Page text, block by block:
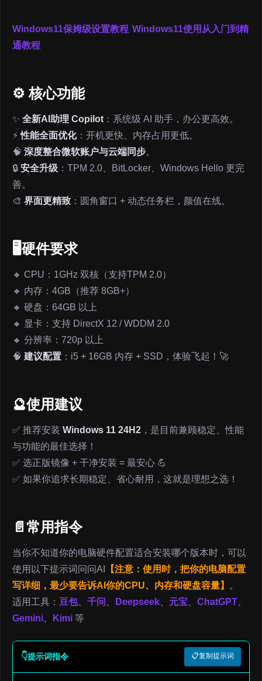
Windows11保姆级设置教程 Windows11使用从入门到精
通教程
⚙️ 核心功能
✨ 全新AI助理 Copilot ：系统级 AI 助手，办公更高效。
⚡性能全面优化：开机更快、内存占用更低。
🧠 深度整合微软账户与云端同步。
🔒 安全升级 ：TPM 2.0、BitLocker、Windows Hello 更完
善。
🎨 界面更精致 ：圆角窗口 + 动态任务栏，颜值在线。
🖥️硬件要求
🔸 CPU：1GHz 双核（支持TPM 2.0）
🔸 内存：4GB（推荐 8GB+）
🔸 硬盘：64GB 以上
🔸 显卡：支持 DirectX 12 / WDDM 2.0
🔸 分辨率：720p 以上
🧠 建议配置 ：i5 + 16GB 内存 + SSD，体验飞起！🚀
🔮使用建议
✅ 推荐安装 Windows 11 24H2 ，是目前兼顾稳定、性能
与功能的最佳选择！
✅ 选正版镜像 + 干净安装 = 最安心 💪
✅ 如果你追求长期稳定、省心耐用，这就是理想之选！
📄常用指令
当你不知道你的电脑硬件配置适合安装哪个版本时，可以
使用以下提示词问问AI
【注意：使用时，把你的电脑配置
写详细，最少要告诉AI你的CPU、内存和硬盘容量】
。
适用工具： 豆包、 千问 Deepseek 元宝 ChatGPT
Gemini
Kimi 等
👇提示词指令 📋复制提示词